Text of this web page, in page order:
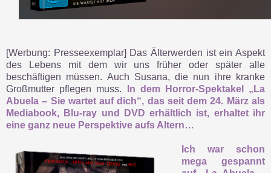
[Werbung: Presseexemplar] Das Älterwerden ist ein Aspekt
des Lebens mit dem wir uns früher oder später alle
beschäftigen müssen. Auch Susana, die nun ihre kranke
Großmutter pflegen muss.
In dem Horror-Spektakel „La
Abuela – Sie wartet auf dich“, das seit dem 24. März als
Mediabook, Blu-ray und DVD erhältlich ist, erhaltet ihr
eine ganz neue Perspektive aufs Altern…
Ich war schon
mega gespannt